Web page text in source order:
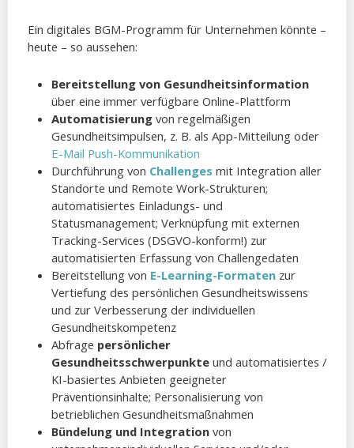
Ein digitales BGM-Programm für Unternehmen könnte –
heute – so aussehen:
Bereitstellung von Gesundheitsinformation
über eine immer verfügbare Online-Plattform
Automatisierungvon regelmäßigen
Gesundheitsimpulsen, z. B. als App-Mitteilung oder
E-Mail Push-Kommunikation
Durchführung von Challenges mit Integration aller
Standorte und Remote Work-Strukturen;
automatisiertes Einladungs- und
Statusmanagement; Verknüpfung mit externen
Tracking-Services (DSGVO-konform!) zur
automatisierten Erfassung von Challengedaten
Bereitstellung von E-Learning-Formatenzur
Vertiefung des persönlichen Gesundheitswissens
und zur Verbesserung der individuellen
Gesundheitskompetenz
Abfrage persönlicher
Gesundheitsschwerpunkteund automatisiertes /
KI-basiertes Anbieten geeigneter
Präventionsinhalte; Personalisierung von
betrieblichen Gesundheitsmaßnahmen
Bündelung und Integrationvon